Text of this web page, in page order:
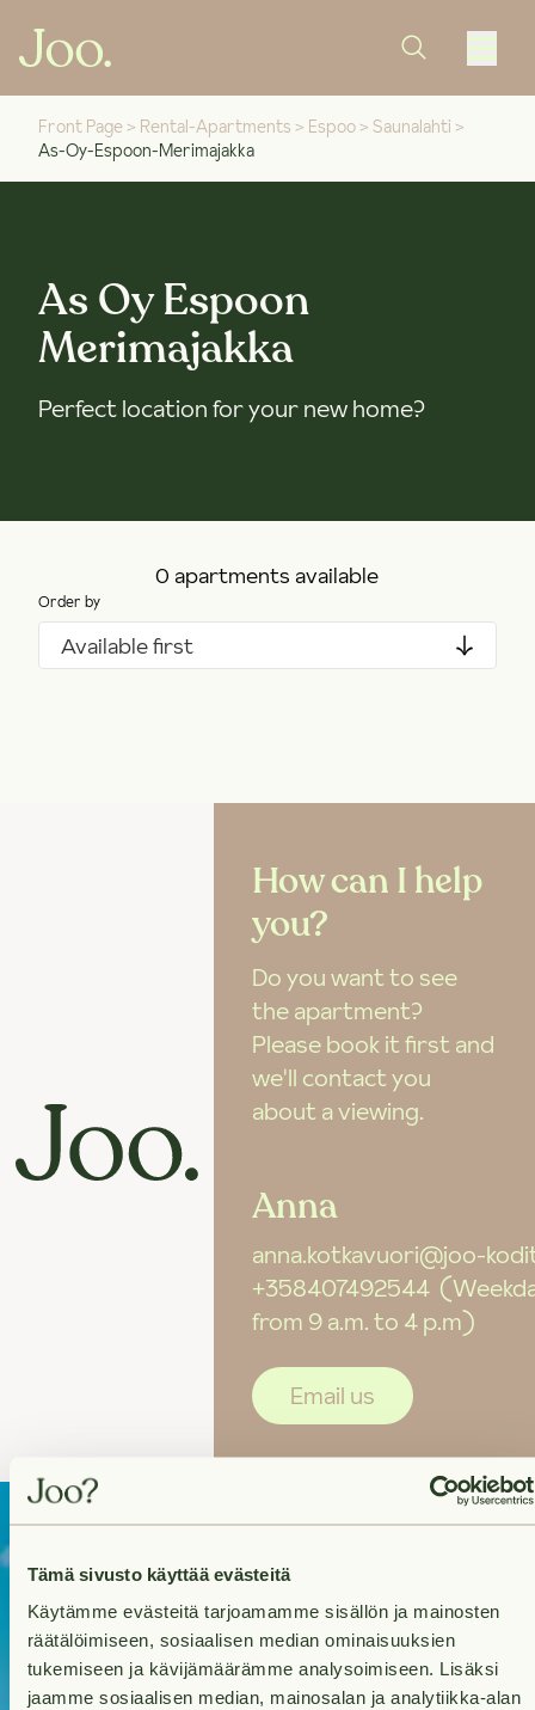
Tämä sivusto käyttää evästeitä
Käytämme evästeitä tarjoamamme sisällön ja mainosten
räätälöimiseen, sosiaalisen median ominaisuuksien
tukemiseen ja kävijämäärämme analysoimiseen. Lisäksi
jaamme sosiaalisen median, mainosalan ja analytiikka-alan
Front Page > Rental-Apartments > Espoo > Saunalahti >
As-Oy-Espoon-Merimajakka
As Oy Espoon
Merimajakka
Perfect location for your new home?
0 apartments available
Order by
Available first
How can I help
you?
Do you want to see
the apartment?
Please book it first and
we'll contact you
about a viewing.
Anna
anna.kotkavuori@joo-
+358407492544
from 9 a.m. to 4 p.m)
Email us
On the lookout
for a new
home?